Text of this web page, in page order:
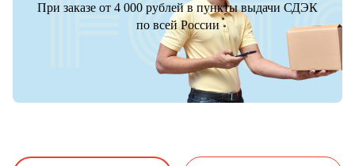
При заказе от 4 000 рублей в пункты выдачи СДЭК
по всей России